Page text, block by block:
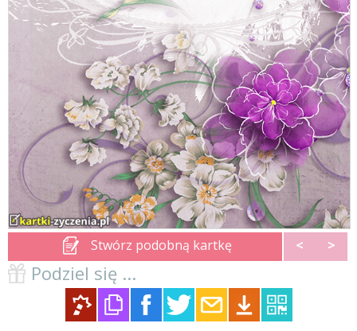
Stwórz podobną kartkę < >
Podziel się ...